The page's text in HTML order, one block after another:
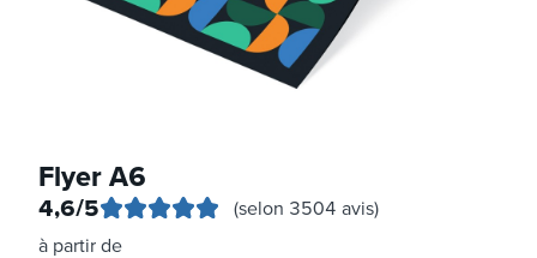
Flyer A6
4,6/5
(selon 3504 avis)
à partir de